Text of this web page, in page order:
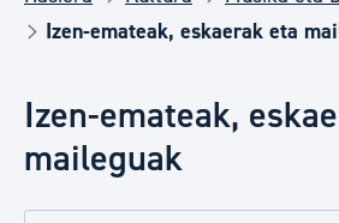
Izen-emateak, eskaerak eta
Izen-emateak,
maileguak